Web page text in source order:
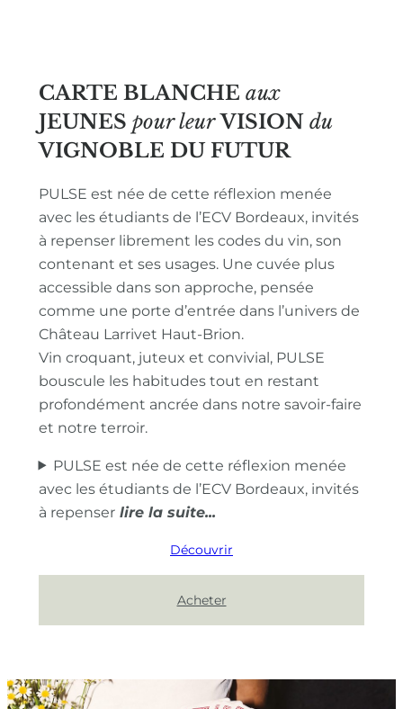
CARTE BLANCHE aux
JEUNES pour leur VISION du
VIGNOBLE DU FUTUR
PULSE est née de cette réflexion menée
avec les étudiants de l’ECV Bordeaux, invités
à repenser librement les codes du vin, son
contenant et ses usages. Une cuvée plus
accessible dans son approche, pensée
comme une porte d’entrée dans l’univers de
Château Larrivet Haut-Brion.
Vin croquant, juteux et convivial, PULSE
bouscule les habitudes tout en restant
profondément ancrée dans notre savoir-faire
et notre terroir.
PULSE est née de cette réflexion menée
avec les étudiants de l’ECV Bordeaux, invités
à repenser
Découvrir
Acheter